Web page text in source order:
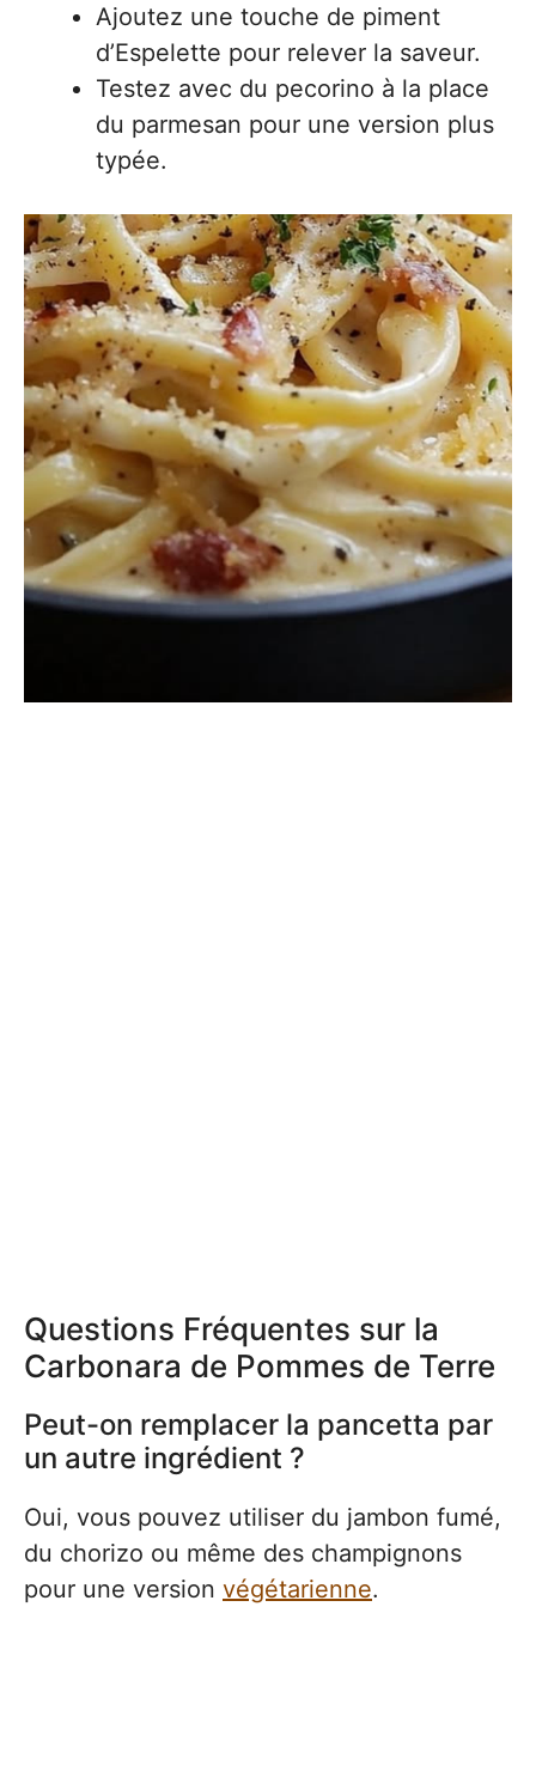
Ajoutez une touche de piment
d’Espelette pour relever la saveur.
Testez avec du pecorino à la place
du parmesan pour une version plus
typée.
Questions Fréquentes sur la
Carbonara de Pommes de Terre
Peut-on remplacer la pancetta par
un autre ingrédient ?
Oui, vous pouvez utiliser du jambon fumé,
du chorizo ou même des champignons
pour une version végétarienne.